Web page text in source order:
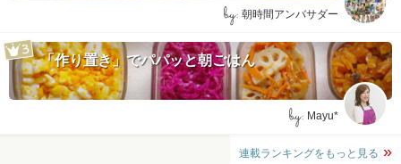
by: 朝時間アンバサダー
「作り置き」でパパッと朝ごはん
by: Mayu*
連載ランキングをもっと見る